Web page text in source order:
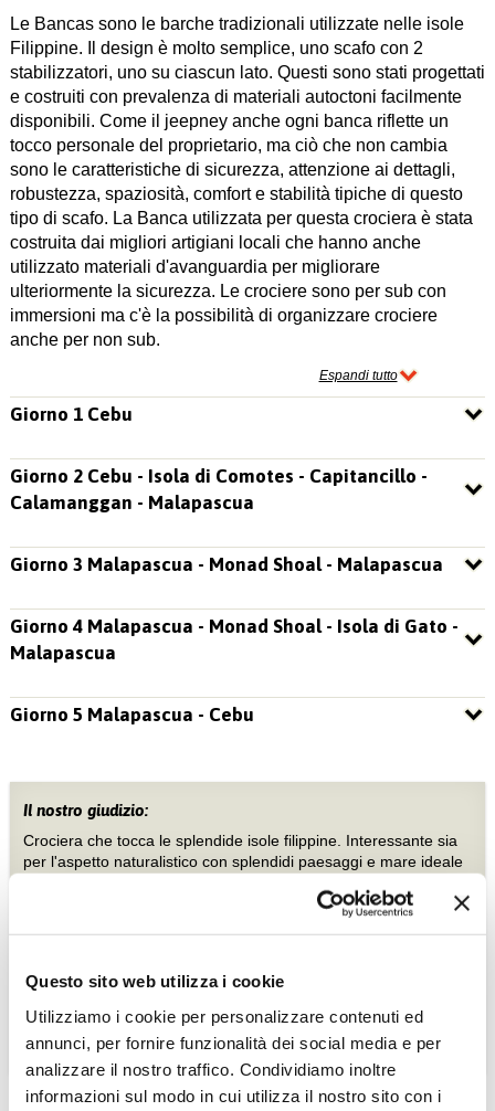
Questo sito web utilizza i cookie
Utilizziamo i cookie per personalizzare contenuti ed
annunci, per fornire funzionalità dei social media e per
analizzare il nostro traffico. Condividiamo inoltre
informazioni sul modo in cui utilizza il nostro sito con i
Le Bancas sono le barche tradizionali utilizzate nelle isole
Filippine. Il design è molto semplice, uno scafo con 2
stabilizzatori, uno su ciascun lato. Questi sono stati progettati
e costruiti con prevalenza di materiali autoctoni facilmente
disponibili. Come il jeepney anche ogni banca riflette un
tocco personale del proprietario, ma ciò che non cambia
sono le caratteristiche di sicurezza, attenzione ai dettagli,
robustezza, spaziosità, comfort e stabilità tipiche di questo
tipo di scafo. La Banca utilizzata per questa crociera è stata
costruita dai migliori artigiani locali che hanno anche
utilizzato materiali d'avanguardia per migliorare
ulteriormente la sicurezza. Le crociere sono per sub con
immersioni ma c'è la possibilità di organizzare crociere
anche per non sub.
Espandi tutto
Giorno 1 Cebu
Giorno 2 Cebu - Isola di Comotes - Capitancillo -
Calamanggan - Malapascua
Giorno 3 Malapascua - Monad Shoal - Malapascua
Giorno 4 Malapascua - Monad Shoal - Isola di Gato -
Malapascua
Giorno 5 Malapascua - Cebu
Il nostro giudizio:
Crociera che tocca le splendide isole filippine. Interessante sia
per l'aspetto naturalistico con splendidi paesaggi e mare ideale
immersioni. Adatto a tutti. Richiede spirito di adattamento.
Stampa »
Info e prenotazioni »